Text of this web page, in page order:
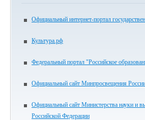
Официальный интернет-портал
Культура.рф
Федеральный портал "Российское
Официальный сайт Минпросвещения
Официальный сайт Министерства науки и
Российской Федерации